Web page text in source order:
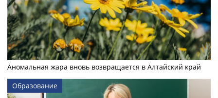
Аномальная жара вновь возвращается в Алтайский край
Образование